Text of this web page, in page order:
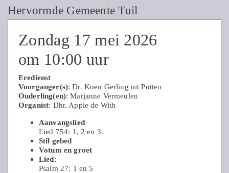
Hervormde Gemeente Tuil
Zondag 17 mei 2026
om 10:00 uur
Eredienst
Voorganger(s): Dr. Koen Gerling uit Putten
Ouderling(en): Marjanne Vermeulen
Organist: Dhr. Appie de With
Aanvangslied
Lied 754: 1, 2 en 3.
Stil gebed
Votum en groet
Lied:
Psalm 27: 1 en 5